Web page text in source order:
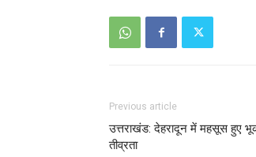
Previous article
उत्तराखंड: देहरादून में महसूस हुए
तीव्रता